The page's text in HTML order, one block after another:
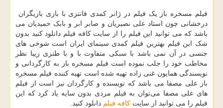
فیلم مسخره باز یک فیلم در ژانر کمدی فانتزی با بازی بازیگران
درخشانی چون استاد علی نصیریان و صابر ابر و بابک حمیدیان می
باشد که می توانید این فیلم را از سایت کافه فیلم دانلود کنید بدون
شک این فیلم بهترین فیلم کمدی سینمای ایران است شوخی های
جنسی در آن نمی باشد با سبکی متفاوت با و با طنزی زیبا نظر
مخاطب خود را جلب نموده است فیلم مسخره باز به کارگردانی و
نویسندگی همایون غنی زاده تهیه شده است تهیه کننده فیلم مسخره
باز علی مصفا می باشد که نویسنده و کارگردان نیز است از فیلم
های علی مصفا می‌توان به فیلم مردی بدون سایه یاد کرد که این
فیلم را می توانید از سایت کافه فیلم دانلود کنید.